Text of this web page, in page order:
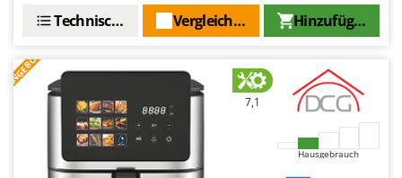
Hinzufügen
Vergleichen Sie
Technische Daten
ANGEBOT
7,1
Hausgebrauch